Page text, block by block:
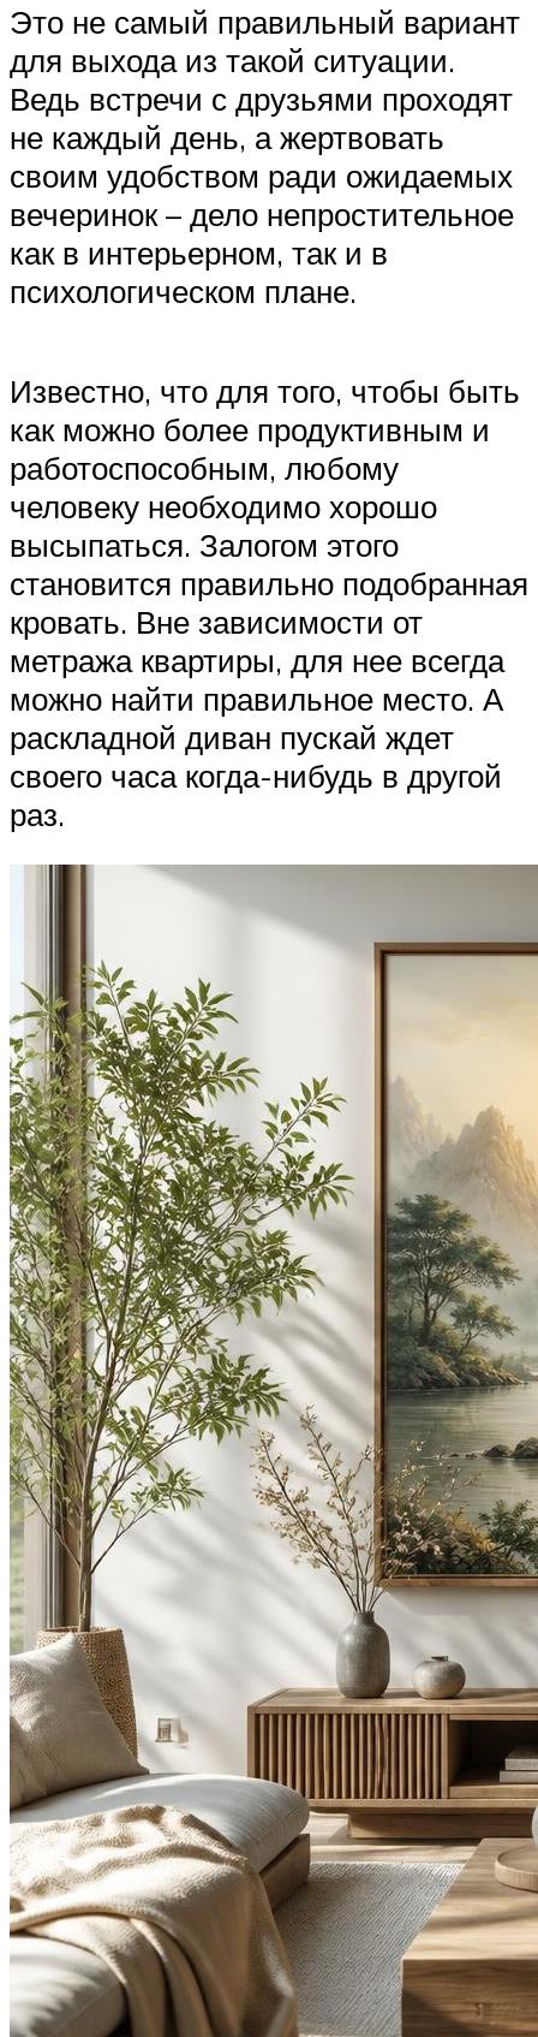
Это не самый правильный вариант
для выхода из такой ситуации.
Ведь встречи с друзьями проходят
не каждый день, а жертвовать
своим удобством ради ожидаемых
вечеринок – дело непростительное
как в интерьерном, так и в
психологическом плане.
Известно, что для того, чтобы быть
как можно более продуктивным и
работоспособным, любому
человеку необходимо хорошо
высыпаться. Залогом этого
становится правильно подобранная
кровать. Вне зависимости от
метража квартиры, для нее всегда
можно найти правильное место. А
раскладной диван пускай ждет
своего часа когда-нибудь в другой
раз.